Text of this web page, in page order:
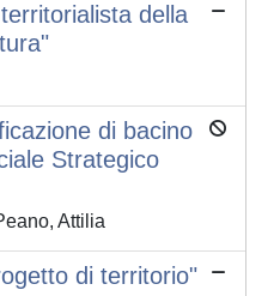
della
di bacino
Strategico
Attilia
di territorio"